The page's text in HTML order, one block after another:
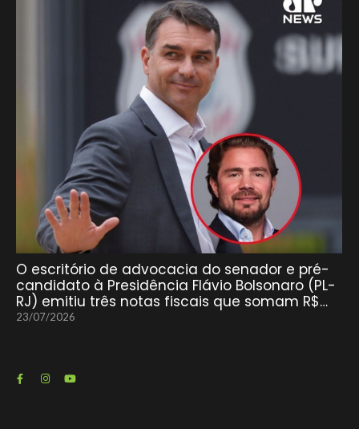
O escritório de advocacia do senador e pré-
candidato à Presidência Flávio Bolsonaro (PL-
RJ) emitiu três notas fiscais que somam R$…
23/07/2026